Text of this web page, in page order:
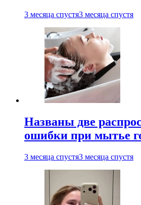
3 месяца спустя3 месяца спустя
Названы две
ошибки при мытье
3 месяца спустя3 месяца спустя